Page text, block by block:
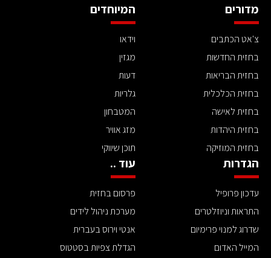
מדורים
צ'אט הכתבים
בחזית החדשות
בחזית הבריאות
בחזית הכלכלית
בחזית לאישה
בחזית היהדות
בחזית המוזיקה
המיוחדים
וידאו
מגזין
דעות
גלריות
המטבחון
מזג אוויר
תוכן שיווקי
הגדרות
עדכון פרופיל
התראות וניוזלטרים
שדרוג למנוי פרימיום
המייל האדום
עוד ..
פרסום בחזית
מערכת ניהול לידים
אנטי וירוס בעברית
הגדלת צפיות בסטטוס